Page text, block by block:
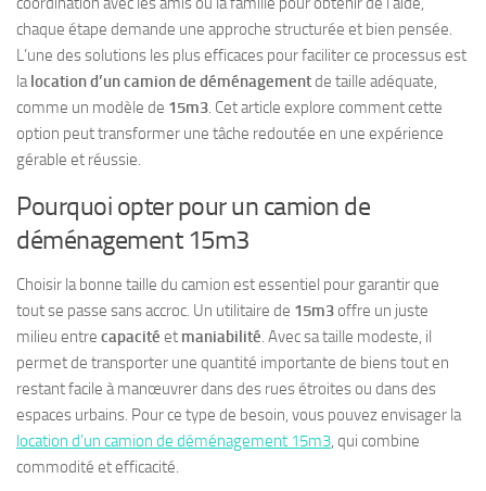
chaque étape demande une approche structurée et bien pensée.
L’une des solutions les plus efficaces pour faciliter ce processus est
lalocation d’un camion de déménagementde taille adéquate,
comme un modèle de 15m3. Cet article explore comment cette
option peut transformer une tâche redoutée en une expérience
gérable et réussie.
Pourquoi opter pour un camion de
déménagement 15m3
Choisir la bonne taille du camion est essentiel pour garantir que
tout se passe sans accroc. Un utilitaire de 15m3offre un juste
milieu entre capacité et maniabilité. Avec sa taille modeste, il
permet de transporter une quantité importante de biens tout en
restant facile à manœuvrer dans des rues étroites ou dans des
espaces urbains. Pour ce type de besoin, vous pouvez envisager la
location d’un camion de déménagement 15m3, qui combine
commodité et efficacité.